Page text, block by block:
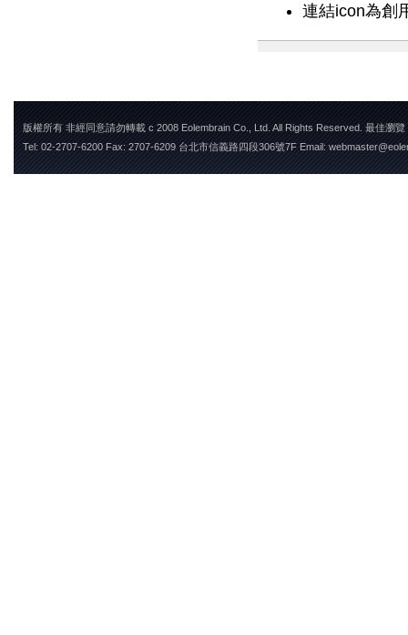
連結icon為創
版權所有 非經同意請勿轉載 c 2008 Eolembrain Co., Ltd. All Rights Reserved. 最佳瀏覽
Tel: 02-2707-6200 Fax: 2707-6209 台北市信義路四段306號7F Email: